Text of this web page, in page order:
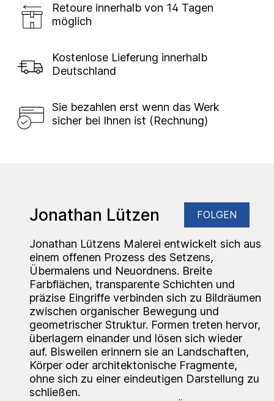
Retoure innerhalb von 14 Tagen
möglich
Kostenlose Lieferung innerhalb
Deutschland
Sie bezahlen erst wenn das Werk
sicher bei Ihnen ist (Rechnung)
Jonathan Lützen FOLGEN
Jonathan Lützens Malerei entwickelt sich aus
einem offenen Prozess des Setzens,
Übermalens und Neuordnens. Breite
Farbflächen, transparente Schichten und
präzise Eingriffe verbinden sich zu Bildräumen
zwischen organischer Bewegung und
geometrischer Struktur. Formen treten hervor,
überlagern einander und lösen sich wieder
auf. Bisweilen erinnern sie an Landschaften,
Körper oder architektonische Fragmente,
ohne sich zu einer eindeutigen Darstellung zu
schließen.